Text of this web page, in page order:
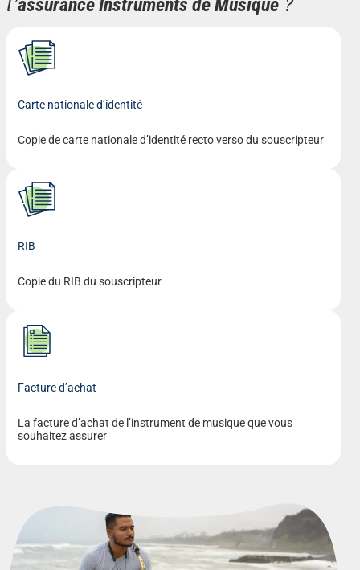
assurance Instruments de Musique
Carte nationale d’identité
Copie de carte nationale d’identité recto verso du souscripteur
RIB
Copie du RIB du souscripteur
Facture d’achat
La facture d’achat de l’instrument de musique que vous
souhaitez assurer